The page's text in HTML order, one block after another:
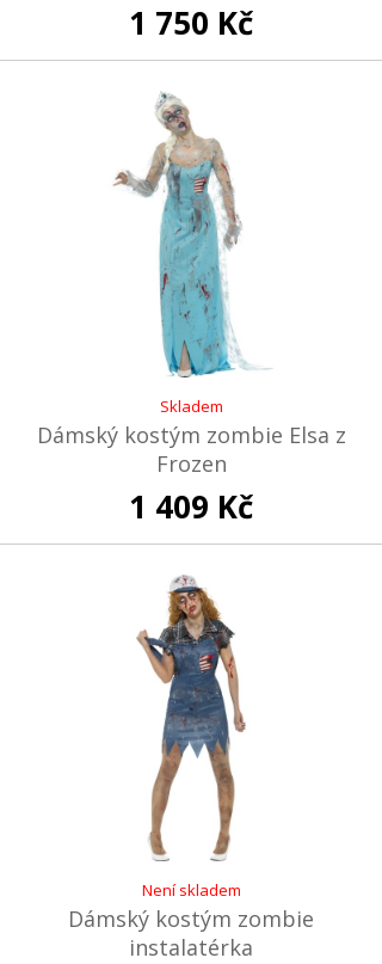
1 750 Kč
Skladem
Dámský kostým zombie Elsa z
Frozen
1 409 Kč
Není skladem
Dámský kostým zombie
instalatérka